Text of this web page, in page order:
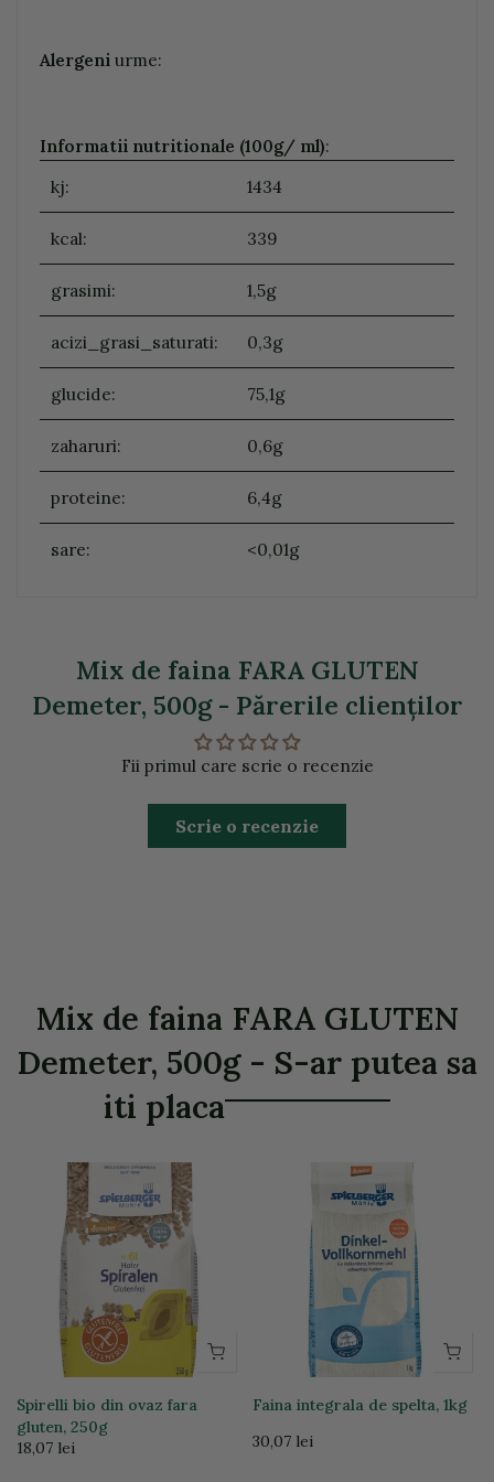
Alergeni urme:
Informatii nutritionale (100g/ ml):
kj:
1434
kcal: 339
grasimi: 1,5g
acizi_grasi_saturati: 0,3g
glucide: 75,1g
zaharuri: 0,6g
proteine: 6,4g
sare: <0,01g
Mix de faina FARA GLUTEN
Demeter, 500g - Părerile clienţilor
Fii primul care scrie o recenzie
Scrie o recenzie
Mix de faina FARA GLUTEN
Demeter, 500g - S-ar putea sa
iti placa
Spirelli bio din ovaz fara
gluten, 250g
18,07 lei
Faina integrala de spelta, 1kg
30,07 lei